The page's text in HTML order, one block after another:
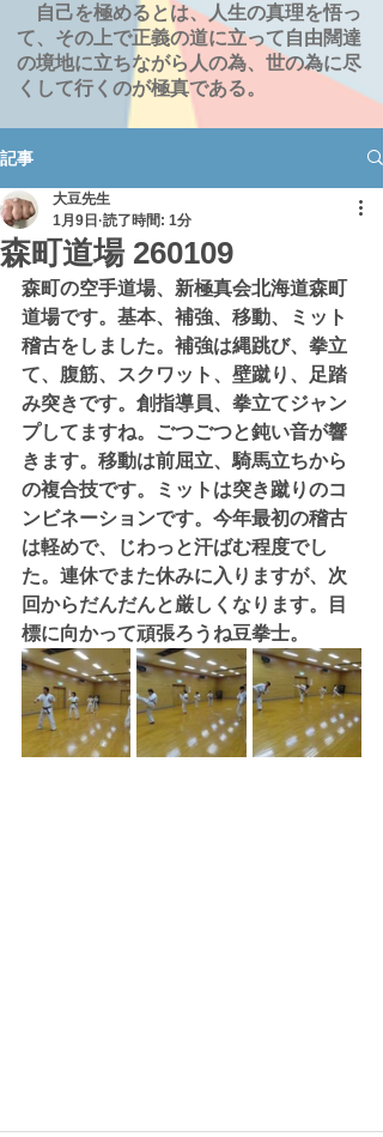
自己を極めるとは、人生の真理を悟っ
て、その上で正義の道に立って自由闊達
の境地に立ちながら人の為、世の為に尽
くして行くのが極真である。
記事
森町道場 260109
大豆先生
1月9日 読了時間: 1分
森町の空手道場、新極真会北海道森町
道場です。基本、補強、移動、ミット
稽古をしました。補強は縄跳び、拳立
て、腹筋、スクワット、壁蹴り、足踏
み突きです。創指導員、拳立てジャン
プしてますね。ごつごつと鈍い音が響
きます。移動は前屈立、騎馬立ちから
の複合技です。ミットは突き蹴りのコ
ンビネーションです。今年最初の稽古
は軽めで、じわっと汗ばむ程度でし
た。連休でまた休みに入りますが、次
回からだんだんと厳しくなります。目
標に向かって頑張ろうね豆拳士。